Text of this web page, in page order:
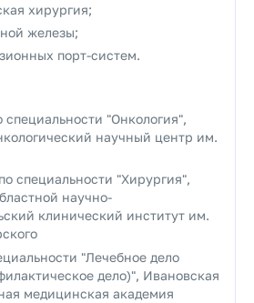
хирургия;
железы;
порт-систем.
специальности "Онкология",
научный центр им.
специальности "Хирургия",
научно-
клинический институт им.
"Лечебное дело
дело)", Ивановская
медицинская академия